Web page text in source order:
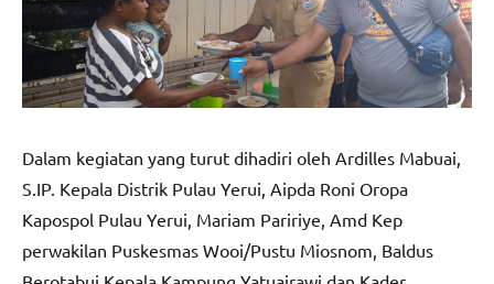
Dalam kegiatan yang turut dihadiri oleh Ardilles Mabuai,
S.IP. Kepala Distrik Pulau Yerui, Aipda Roni Oropa
Kapospol Pulau Yerui, Mariam Paririye, Amd Kep
perwakilan Puskesmas Wooi/Pustu Miosnom, Baldus